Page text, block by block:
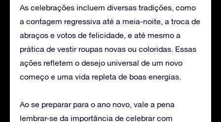
As celebrações incluem diversas tradições, como
a contagem regressiva até a meia-noite, a troca de
abraços e votos de felicidade, e até mesmo a
prática de vestir roupas novas ou coloridas. Essas
ações refletem o desejo universal de um novo
começo e uma vida repleta de boas energias.
Ao se preparar para o ano novo, vale a pena
lembrar-se da importância de celebrar com